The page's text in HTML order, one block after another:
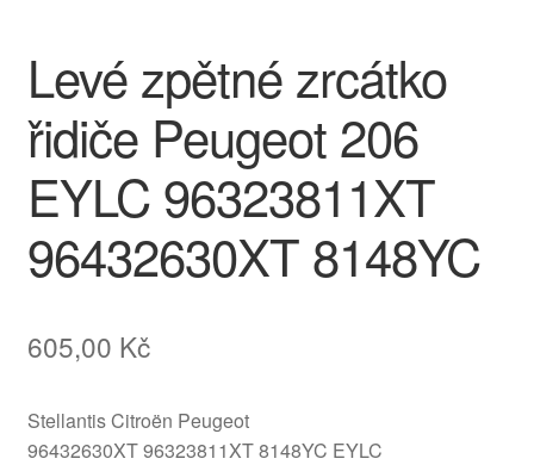
Reklamace
Reklamační řád
Vrakoviště Citroën
Levé zpětné zrcátko
řidiče Peugeot 206
EYLC 96323811XT
96432630XT 8148YC
605,00 Kč
Stellantis Citroën Peugeot
96432630XT 96323811XT 8148YC EYLC